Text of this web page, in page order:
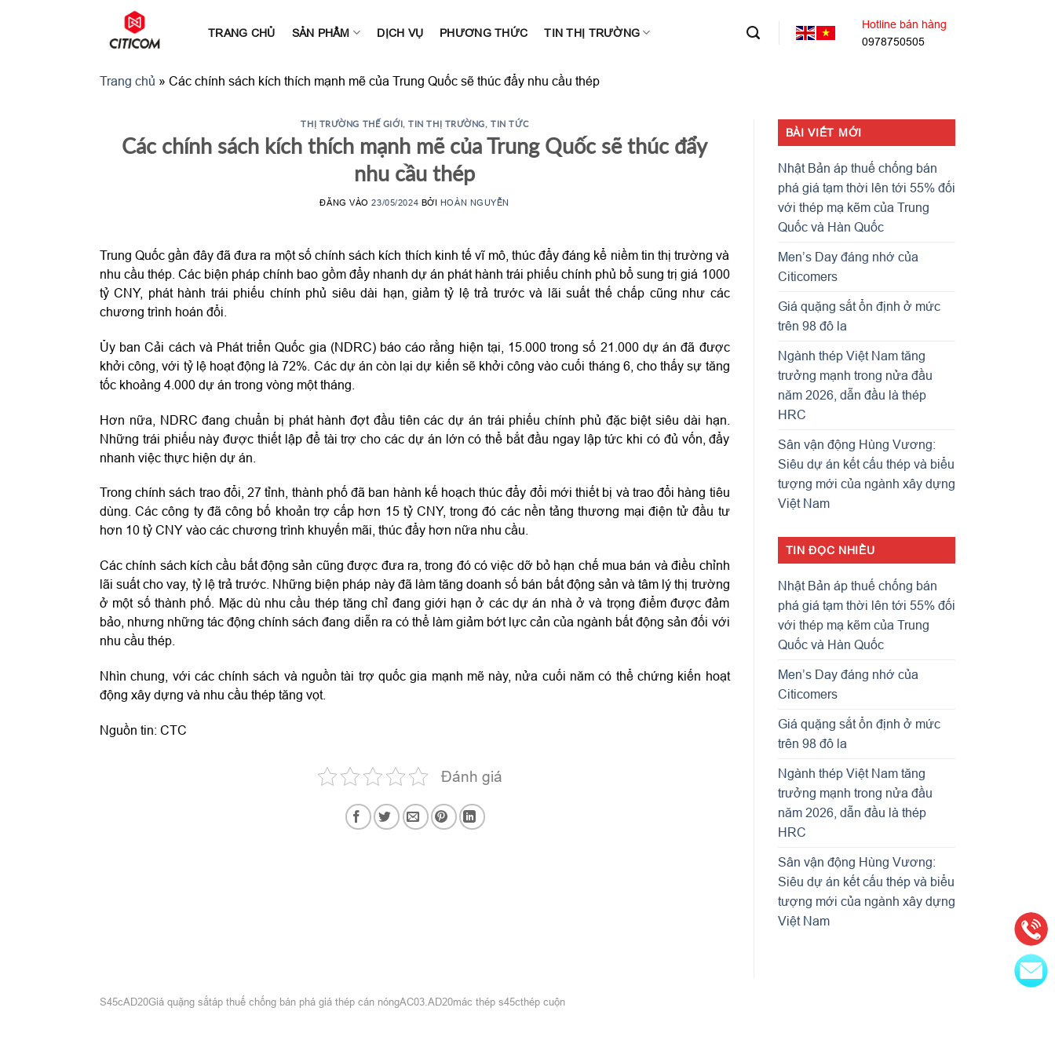
TRANG CHỦ SẢN PHẨM DỊCH VỤ PHƯƠNG THỨC TIN THỊ TRƯỜNG
Hotline bán hàng
0978750505
Trang chủ » Các chính sách kích thích mạnh mẽ của Trung Quốc sẽ thúc đẩy nhu cầu thép
THỊ TRƯỜNG THẾ GIỚI,TIN THỊ TRƯỜNG,TIN TỨC
Các chính sách kích thích mạnh mẽ của Trung Quốc sẽ thúc đẩy
nhu cầu thép
ĐĂNG VÀO23/05/2024 BỞI HOÀN NGUYỄN
Trung Quốc gần đây đã đưa ra một số chính sách kích thích kinh tế vĩ mô, thúc đẩy đáng kể niềm tin thị trường và
nhu cầu thép. Các biện pháp chính bao gồm đẩy nhanh dự án phát hành trái phiếu chính phủ bổ sung trị giá 1000
tỷ CNY, phát hành trái phiếu chính phủ siêu dài hạn, giảm tỷ lệ trả trước và lãi suất thế chấp cũng như các
chương trình hoán đổi.
Ủy ban Cải cách và Phát triển Quốc gia (NDRC) báo cáo rằng hiện tại, 15.000 trong số 21.000 dự án đã được
khởi công, với tỷ lệ hoạt động là 72%. Các dự án còn lại dự kiến ​​sẽ khởi công vào cuối tháng 6, cho thấy sự tăng
tốc khoảng 4.000 dự án trong vòng một tháng.
Hơn nữa, NDRC đang chuẩn bị phát hành đợt đầu tiên các dự án trái phiếu chính phủ đặc biệt siêu dài hạn.
Những trái phiếu này được thiết lập để tài trợ cho các dự án lớn có thể bắt đầu ngay lập tức khi có đủ vốn, đẩy
nhanh việc thực hiện dự án.
Trong chính sách trao đổi, 27 tỉnh, thành phố đã ban hành kế hoạch thúc đẩy đổi mới thiết bị và trao đổi hàng tiêu
dùng. Các công ty đã công bố khoản trợ cấp hơn 15 tỷ CNY, trong đó các nền tảng thương mại điện tử đầu tư
hơn 10 tỷ CNY vào các chương trình khuyến mãi, thúc đẩy hơn nữa nhu cầu.
Các chính sách kích cầu bất động sản cũng được đưa ra, trong đó có việc dỡ bỏ hạn chế mua bán và điều chỉnh
lãi suất cho vay, tỷ lệ trả trước. Những biện pháp này đã làm tăng doanh số bán bất động sản và tâm lý thị trường
ở một số thành phố. Mặc dù nhu cầu thép tăng chỉ đang giới hạn ở các dự án nhà ở và trọng điểm được đảm
bảo, nhưng những tác động chính sách đang diễn ra có thể làm giảm bớt lực cản của ngành bất động sản đối với
nhu cầu thép.
Nhìn chung, với các chính sách và nguồn tài trợ quốc gia mạnh mẽ này, nửa cuối năm có thể chứng kiến ​​hoạt
động xây dựng và nhu cầu thép tăng vọt.
Nguồn tin: CTC
Đánh giá
BÀI VIẾT MỚI
Nhật Bản áp thuế chống bán
phá giá tạm thời lên tới 55% đối
với thép mạ kẽm của Trung
Quốc và Hàn Quốc
Men’s Day đáng nhớ của
Citicomers
Giá quặng sắt ổn định ở mức
trên 98 đô la
Ngành thép Việt Nam tăng
trưởng mạnh trong nửa đầu
năm 2026, dẫn đầu là thép
HRC
Sân vận động Hùng Vương:
Siêu dự án kết cấu thép và biểu
tượng mới của ngành xây dựng
Việt Nam
TIN ĐỌC NHIỀU
Nhật Bản áp thuế chống bán
phá giá tạm thời lên tới 55% đối
với thép mạ kẽm của Trung
Quốc và Hàn Quốc
Men’s Day đáng nhớ của
Citicomers
Giá quặng sắt ổn định ở mức
trên 98 đô la
Ngành thép Việt Nam tăng
trưởng mạnh trong nửa đầu
năm 2026, dẫn đầu là thép
HRC
Sân vận động Hùng Vương:
Siêu dự án kết cấu thép và biểu
tượng mới của ngành xây dựng
Việt Nam
S45cAD20Giá quặng sắtáp thuế chống bán phá giá thép cán nóngAC03.AD20mác thép s45cthép cuộn